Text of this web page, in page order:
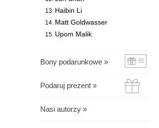
Haibin Li
Matt Goldwasser
Upom Malik
Bony podarunkowe »
Podaruj prezent »
Nasi autorzy »